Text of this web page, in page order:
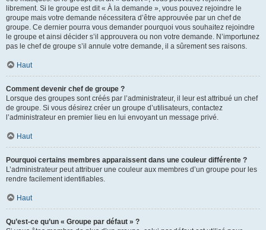
librement. Si le groupe est dit « À la demande », vous pouvez rejoindre le
groupe mais votre demande nécessitera d’être approuvée par un chef de
groupe. Ce dernier pourra vous demander pourquoi vous souhaitez rejoindre
le groupe et ainsi décider s’il approuvera ou non votre demande. N’importunez
pas le chef de groupe s’il annule votre demande, il a sûrement ses raisons.
Haut
Comment devenir chef de groupe ?
Lorsque des groupes sont créés par l’administrateur, il leur est attribué un chef
de groupe. Si vous désirez créer un groupe d’utilisateurs, contactez
l’administrateur en premier lieu en lui envoyant un message privé.
Haut
Pourquoi certains membres apparaissent dans une couleur différente ?
L’administrateur peut attribuer une couleur aux membres d’un groupe pour les
rendre facilement identifiables.
Haut
Qu’est-ce qu’un « Groupe par défaut » ?